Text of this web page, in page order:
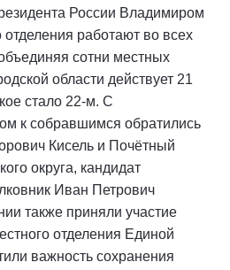
России Владимиром
работают во всех
сотни местных
области действует 21
стало 22-м. С
к собравшимся обратились
Кисель и Почётный
округа, кандидат
Иван Петрович
также приняли участие
отделения Единой
важность сохранения